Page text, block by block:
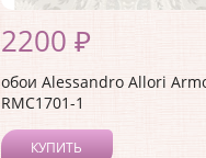
2200 ₽
обои Alessandro Allori
RMC1701-1
КУПИТЬ